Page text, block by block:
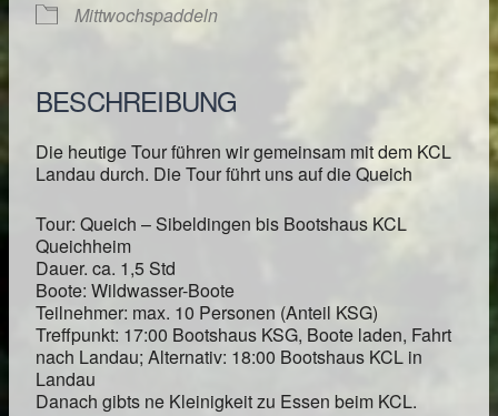
Mittwochspaddeln
BESCHREIBUNG
Die heutige Tour führen wir gemeinsam mit dem KCL
Landau durch. Die Tour führt uns auf die Queich
Tour: Queich – Sibeldingen bis Bootshaus KCL
Queichheim
Dauer. ca. 1,5 Std
Boote: Wildwasser-Boote
Teilnehmer: max. 10 Personen (Anteil KSG)
Treffpunkt: 17:00 Bootshaus KSG, Boote laden, Fahrt
nach Landau; Alternativ: 18:00 Bootshaus KCL in
Landau
Danach gibts ne Kleinigkeit zu Essen beim KCL.